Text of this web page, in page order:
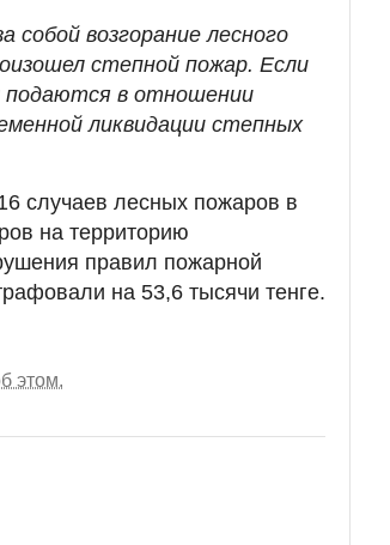
возгорание лесного
степной пожар. Если
подаются в отношении
ликвидации степных
случаев лесных пожаров в
на территорию
правил пожарной
на 53,6 тысячи тенге.
этом.